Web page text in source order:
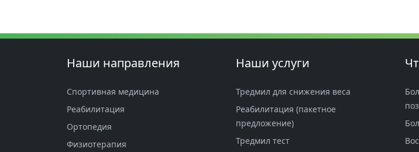
Наши направления
Спортивная медицина
Реабилитация
Ортопедия
Физиотерапия
Наши услуги
Тредмил для снижения веса
Реабилитация (пакетное
предложение)
Тредмил тест